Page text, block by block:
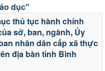
dục"
thủ tục hành chính
sở, ban, ngành, Ủy
nhân dân cấp xã thực
địa bàn tỉnh Bình